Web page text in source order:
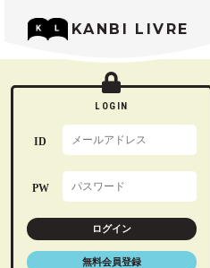
KANBI LIVRE
LOGIN
ID
PW
ログイン
無料会員登録